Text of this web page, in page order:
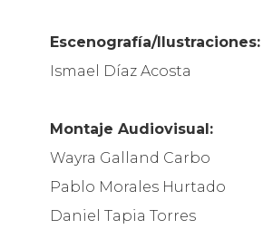
Escenografía/Ilustraciones:
Ismael Díaz Acosta
Montaje Audiovisual:
Wayra Galland Carbo
Pablo Morales Hurtado
Daniel Tapia Torres